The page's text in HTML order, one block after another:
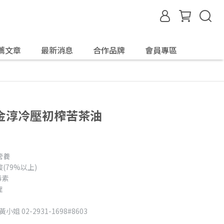
文章 最新消息 合作品牌 會員專區
冷壓初榨苦茶油
養
(79%以上)
小姐 02-2931-1698#8603